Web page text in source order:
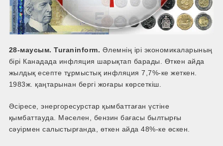
28-маусым. Turaninform. Әлемнің ірі экономикаларының
бірі Канадада инфляция шарықтап барады. Өткен айда
жылдық есепте тұрмыстық инфляция 7,7%-ке жеткен.
1983ж. қаңтарынан бергі жоғары көрсеткіш.
Әсіресе, энергоресурстар қымбаттаған үстіне
қымбаттауда. Мәселен, бензин бағасы былтырғы
сәуірмен салыстырғанда, өткен айда 48%-ке өскен.